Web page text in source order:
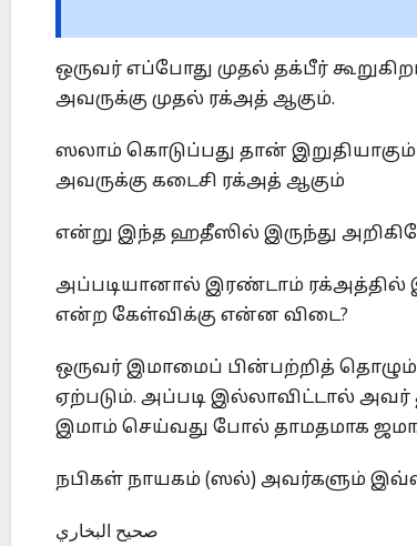
ஒருவர் எப்போது முதல் தக்பீர்
அவருக்கு முதல் ரக்அத் ஆகும்.
ஸலாம் கொடுப்பது தான்
அவருக்கு கடைசி ரக்அத் ஆகும்
என்று இந்த ஹதீஸில் இருந்து
அப்படியானால் இரண்டாம் ரக்அத்தில்
என்ற கேள்விக்கு என்ன விடை?
ஒருவர் இமாமைப் பின்பற்றித்
ஏற்படும். அப்படி இல்லாவிட்டால்
இமாம் செய்வது போல் தாமதமாக
நபிகள் நாயகம் (ஸல்) அவர்களும்
صحيح البخاري